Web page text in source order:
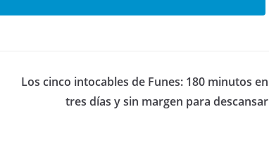
Los cinco intocables de Funes: 180 minutos en
tres días y sin margen para descansar